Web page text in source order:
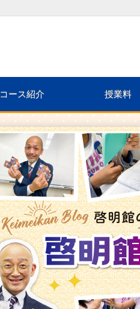
コース紹介 授業料